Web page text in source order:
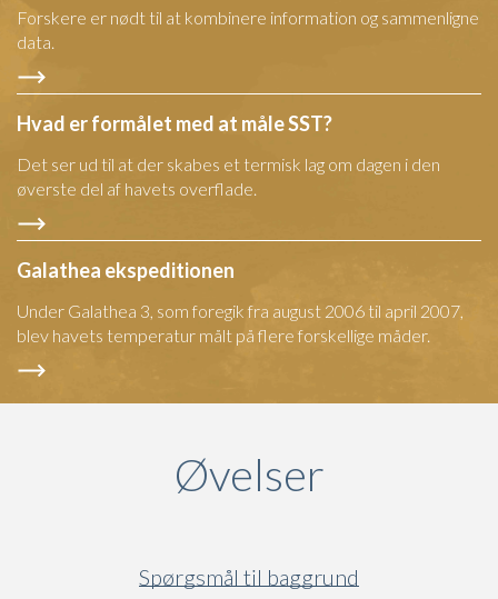
Forskere er nødt til at kombinere information og sammenligne
data.
Hvad er formålet med at måle SST?
Det ser ud til at der skabes et termisk lag om dagen i den
øverste del af havets overflade.
Galathea ekspeditionen
Under Galathea 3, som foregik fra august 2006 til april 2007,
blev havets temperatur målt på flere forskellige måder.
Øvelser
Spørgsmål til baggrund